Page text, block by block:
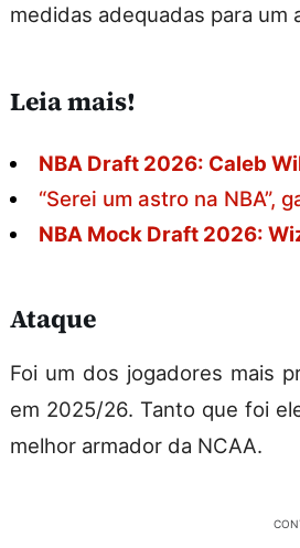
medidas adequadas para um
Leia mais!
NBA Draft 2026: Caleb
“Serei um astro na NBA”,
NBA Mock Draft 2026:
Ataque
Foi um dos jogadores mais
em 2025/26. Tanto que foi
melhor armador da NCAA.